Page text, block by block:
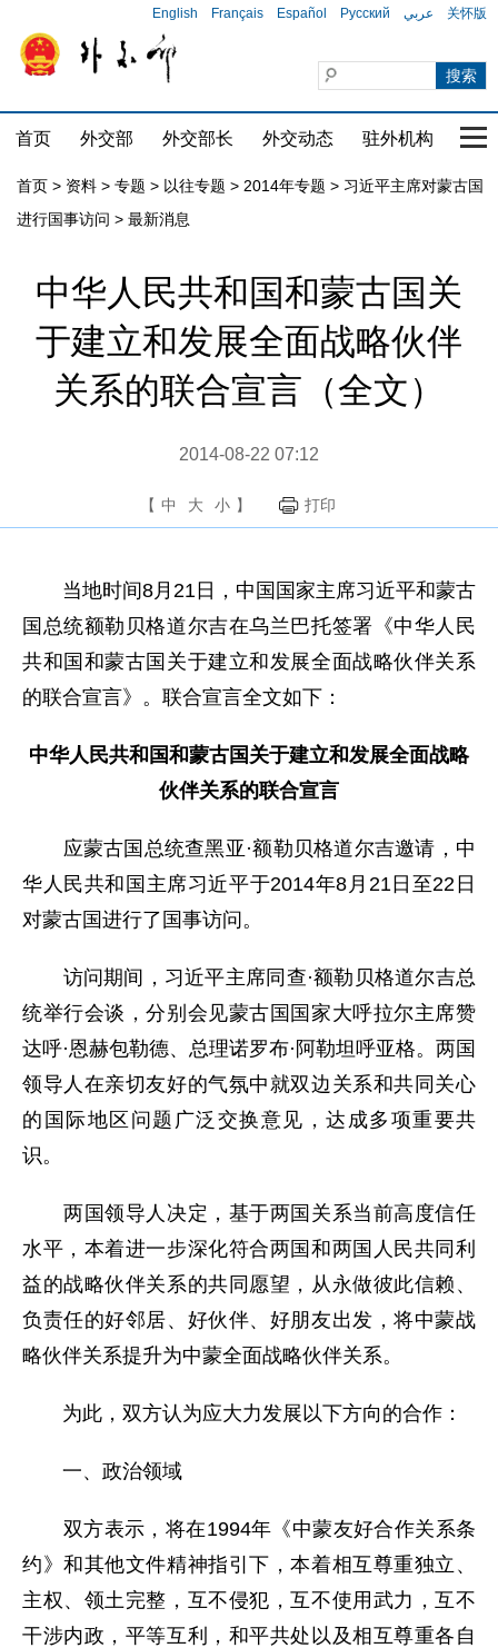
English Français Español Русский عربي 关怀版
首页 外交部 外交部长 外交动态 驻外机构 国
首页 > 资料 > 专题 > 以往专题 > 2014年专题 > 习近平主席对蒙古国
进行国事访问 > 最新消息
中华人民共和国和蒙古国关
于建立和发展全面战略伙伴
关系的联合宣言（全文）
2014-08-22 07:12
【 中 大 小 】 打印
当地时间8月21日，中国国家主席习近平和蒙古
国总统额勒贝格道尔吉在乌兰巴托签署《中华人民
共和国和蒙古国关于建立和发展全面战略伙伴关系
的联合宣言》。联合宣言全文如下：
中华人民共和国和蒙古国关于建立和发展全面战略
伙伴关系的联合宣言
应蒙古国总统查黑亚·额勒贝格道尔吉邀请，中
华人民共和国主席习近平于2014年8月21日至22日
对蒙古国进行了国事访问。
访问期间，习近平主席同查·额勒贝格道尔吉总
统举行会谈，分别会见蒙古国国家大呼拉尔主席赞
达呼·恩赫包勒德、总理诺罗布·阿勒坦呼亚格。两国
领导人在亲切友好的气氛中就双边关系和共同关心
的国际地区问题广泛交换意见，达成多项重要共
识。
两国领导人决定，基于两国关系当前高度信任
水平，本着进一步深化符合两国和两国人民共同利
益的战略伙伴关系的共同愿望，从永做彼此信赖、
负责任的好邻居、好伙伴、好朋友出发，将中蒙战
略伙伴关系提升为中蒙全面战略伙伴关系。
为此，双方认为应大力发展以下方向的合作：
一、政治领域
双方表示，将在1994年《中蒙友好合作关系条
约》和其他文件精神指引下，本着相互尊重独立、
主权、领土完整，互不侵犯，互不使用武力，互不
干涉内政，平等互利，和平共处以及相互尊重各自